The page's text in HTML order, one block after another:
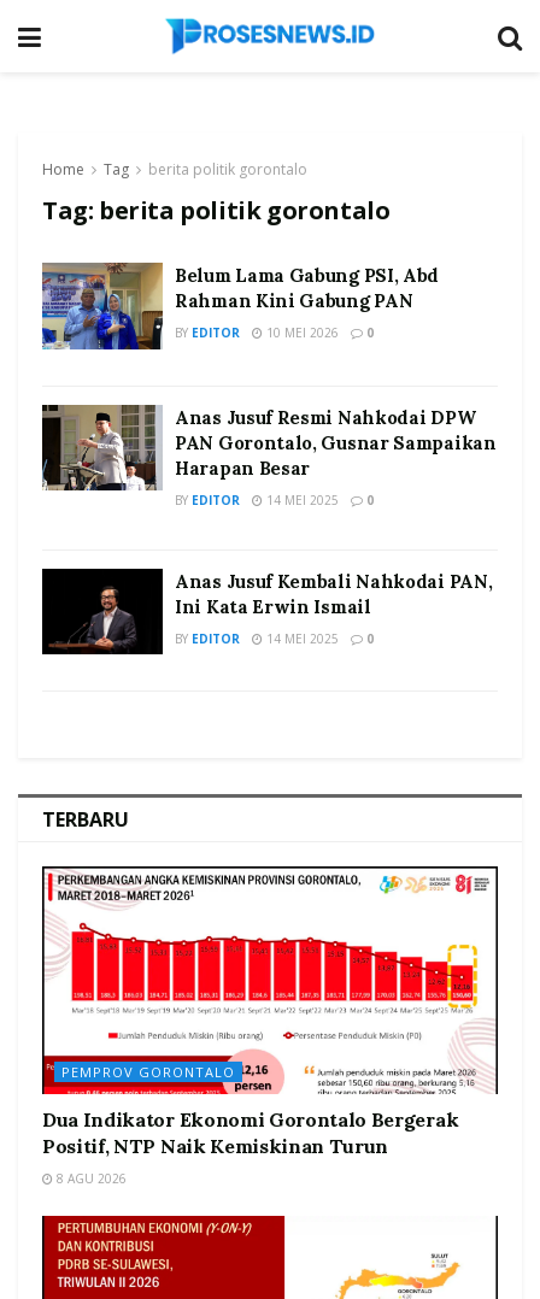
Home Tag berita politik gorontalo
Tag: berita politik gorontalo
Belum Lama Gabung PSI, Abd
Rahman Kini Gabung PAN
BY EDITOR 10 MEI 2026 0
Anas Jusuf Resmi Nahkodai DPW
PAN Gorontalo, Gusnar Sampaikan
Harapan Besar
BY EDITOR 14 MEI 2025 0
Anas Jusuf Kembali Nahkodai PAN,
Ini Kata Erwin Ismail
BY EDITOR 14 MEI 2025 0
TERBARU
PEMPROV GORONTALO
Dua Indikator Ekonomi Gorontalo Bergerak
Positif, NTP Naik Kemiskinan Turun
8 AGU 2026